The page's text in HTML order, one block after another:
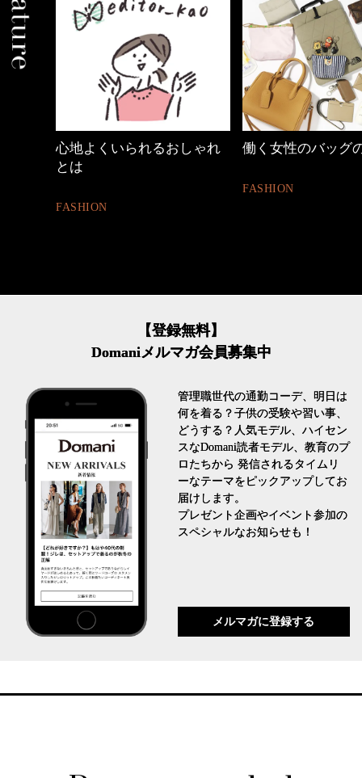
心地よくいられるおしゃれ
とは
FASHION
働く女性のバッグ
FASHION
【登録無料】
Domaniメルマガ会員募集中
管理職世代の通勤コーデ、明日は
何を着る？子供の受験や習い事、
どうする？人気モデル、ハイセン
スなDomani読者モデル、教育のプ
ロたちから 発信されるタイムリ
ーなテーマをピックアップしてお
届けします。
プレゼント企画やイベント参加の
スペシャルなお知らせも！
メルマガに登録する